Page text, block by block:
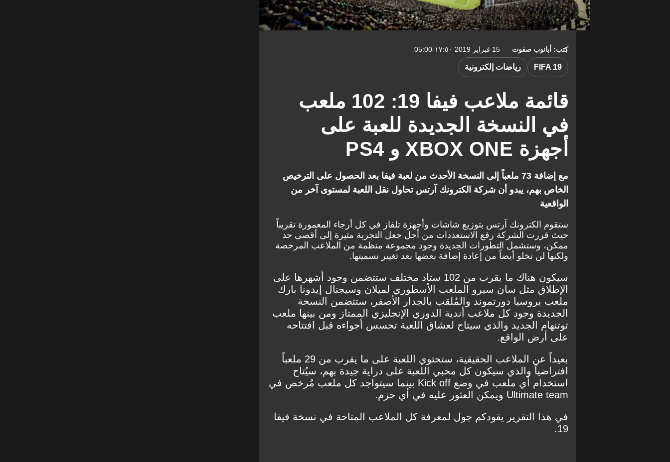
كتب: أبانوب صفوت 15 فبراير 2019 ١٧:٥٠-05:00
قائمة ملاعب فيفا 19: 102 ملعب
في النسخة الجديدة للعبة على
أجهزة XBOX ONE و PS4
FIFA 19 رياضات إلكترونية
مع إضافة 73 ملعباً إلى النسخة الأحدث من لعبة فيفا بعد الحصول على الترخيص
الخاص بهم، يبدو أن شركة الكترونك آرتس تحاول نقل اللعبة لمستوى آخر من
الواقعية
ستقوم الكترونك آرتس بتوزيع شاشات وأجهزة تلفاز في كل أرجاء المعمورة تقريباً
حيث قررت الشركة رفع الاستعددات من أجل جعل التجربة مثيرة إلى أقصى حد
ممكن، وستشمل التطورات الجديدة وجود مجموعة منظمة من الملاعب المرخصة
ولكنها لن تخلو أيضاً من إعادة إضافة بعضها بعد تغيير تسميتها.
سيكون هناك ما يقرب من 102 ستاد مختلف ستتضمن وجود أشهرها على
الإطلاق مثل سان سيرو الملعب الأسطوري لميلان وسيجنال إيدونا بارك
ملعب بروسيا دورتموند والمُلقب بالجدار الأصفر، ستتضمن النسخة
الجديدة وجود كل ملاعب أندية الدوري الإنجليزي الممتاز ومن بينها ملعب
توتنهام الجديد والذي سيتاح لعشاق اللعبة تحسس أجواءه قبل افتتاحه
على أرض الواقع.
بعيداً عن الملاعب الحقيقية، ستحتوي اللعبة على ما يقرب من 29 ملعباً
افتراضياً والذي سيكون كل محبي اللعبة على دراية جيدة بهم، سيُتاح
استخدام أي ملعب في وضع Kick off بينما سيتواجد كل ملعب مُرخص في
Ultimate team ويمكن العثور عليه في أي حزم.
في هذا التقرير يقودكم جول لمعرفة كل الملاعب المتاحة في نسخة فيفا
19.